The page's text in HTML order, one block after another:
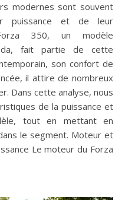
puissance et de leur
350, un modèle
fait partie de cette
son confort de
il attire de nombreux
Dans cette analyse, nous
de la puissance et
tout en mettant en
le segment. Moteur et
Le moteur du Forza